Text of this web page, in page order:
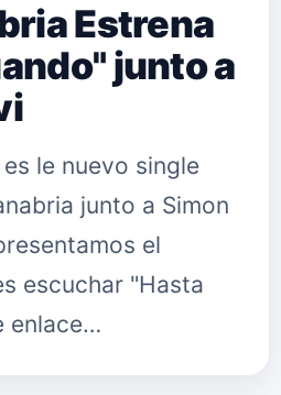
Estrena
junto a
le nuevo single
junto a Simon
el
escuchar "Hasta
enlace